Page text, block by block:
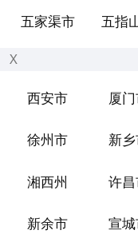
五家渠市 五指
X
西安市 厦
徐州市 新
湘西州 许
新余市 宣